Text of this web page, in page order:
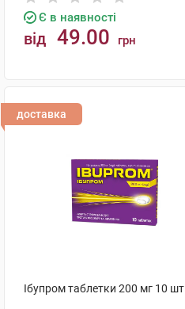
Є в наявності
від 49.00 грн
доставка
Ібупром таблетки 200 мг 10 шт